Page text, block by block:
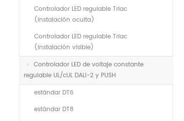
Controlador LED regulable Triac
(instalación oculta)
Controlador LED regulable Triac
(instalación visible)
Controlador LED de voltaje constante
regulable UL/cUL DALI-2 y PUSH
estándar DT6
estándar DT8